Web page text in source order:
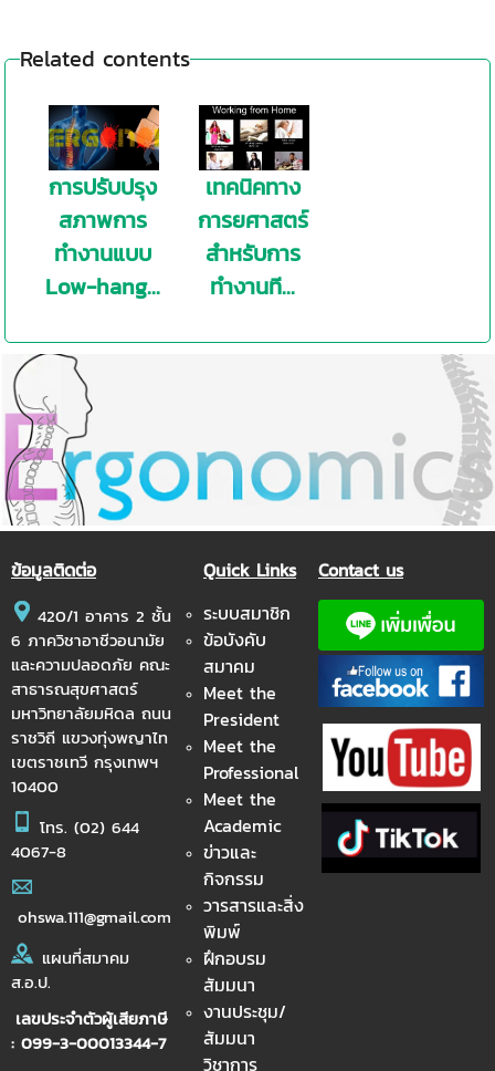
Related contents
การปรับปรุง
สภาพการ
ทำงานแบบ
Low-hang...
เทคนิคทาง
การยศาสตร์
สำหรับการ
ทำงานที...
ข้อมูลติดต่อ
420/1 อาคาร 2 ชั้น
6 ภาควิชาอาชีวอนามัย
และความปลอดภัย คณะ
สาธารณสุขศาสตร์
มหาวิทยาลัยมหิดล ถนน
ราชวิถี แขวงทุ่งพญาไท
เขตราชเทวี กรุงเทพฯ
10400
โทร. (02) 644
4067-8
ohswa.111@gmail.com
แผนที่สมาคม
ส.อ.ป.
เลขประจำตัวผู้เสียภาษี
: 099-3-00013344-7
Quick Links
ระบบสมาชิก
ข้อบังคับ
สมาคม
Meet the
President
Meet the
Professional
Meet the
Academic
ข่าวและ
กิจกรรม
วารสารและสิ่ง
พิมพ์
ฝึกอบรม
สัมมนา
งานประชุม/
สัมมนา
วิชาการ
Contact us